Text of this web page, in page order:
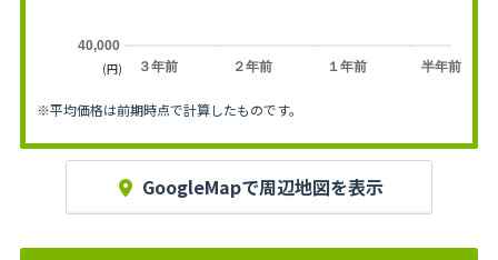
３年前 ２年前 １年前 半年前
40,000
(円)
※平均価格は前期時点で計算したものです。
GoogleMapで周辺地図を表示